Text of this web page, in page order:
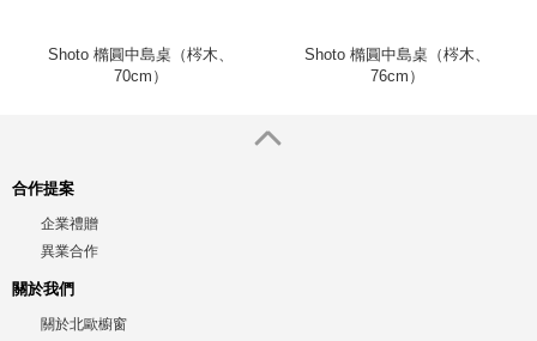
Shoto 橢圓中島桌（梣木、
70cm）
Shoto 橢圓中島桌（梣木、
76cm）
合作提案
企業禮贈
異業合作
關於我們
關於北歐櫥窗